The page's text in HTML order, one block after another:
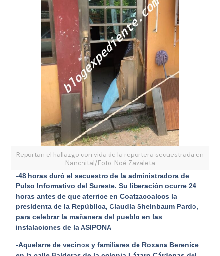
Reportan el hallazgo con vida de la reportera secuestrada en
Nanchital/Foto: Noé Zavaleta
-48 horas duró el secuestro de la administradora de
Pulso Informativo del Sureste. Su liberación ocurre 24
horas antes de que aterrice en Coatzacoalcos la
presidenta de la República, Claudia Sheinbaum Pardo,
para celebrar la mañanera del pueblo en las
instalaciones de la ASIPONA
-Aquelarre de vecinos y familiares de Roxana Berenice